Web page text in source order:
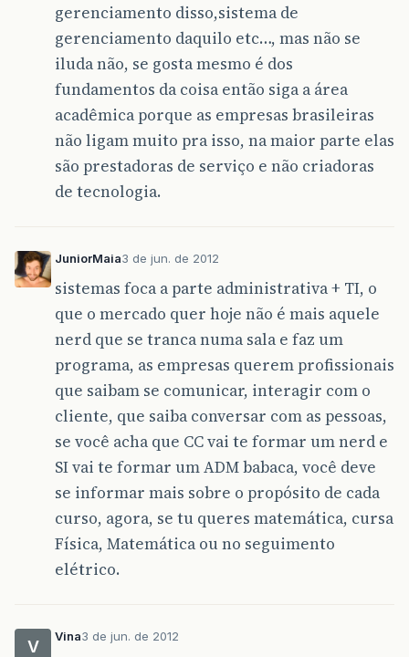
gerenciamento disso,sistema de
gerenciamento daquilo etc…, mas não se
iluda não, se gosta mesmo é dos
fundamentos da coisa então siga a área
acadêmica porque as empresas brasileiras
não ligam muito pra isso, na maior parte elas
são prestadoras de serviço e não criadoras
de tecnologia.
JuniorMaia3 de jun. de 2012
sistemas foca a parte administrativa + TI, o
que o mercado quer hoje não é mais aquele
nerd que se tranca numa sala e faz um
programa, as empresas querem profissionais
que saibam se comunicar, interagir com o
cliente, que saiba conversar com as pessoas,
se você acha que CC vai te formar um nerd e
SI vai te formar um ADM babaca, você deve
se informar mais sobre o propósito de cada
curso, agora, se tu queres matemática, cursa
Física, Matemática ou no seguimento
elétrico.
V
Vina3 de jun. de 2012